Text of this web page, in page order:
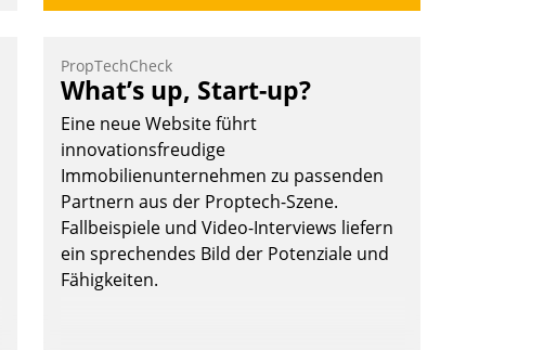
PropTechCheck
What’s up, Start-up?
Eine neue Website führt
innovationsfreudige
Immobilienunternehmen zu passenden
Partnern aus der Proptech-Szene.
Fallbeispiele und Video-Interviews liefern
ein sprechendes Bild der Potenziale und
Fähigkeiten.